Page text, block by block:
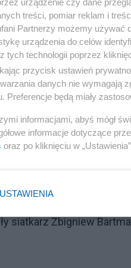
ma odbyć się
Studio Polsatu przy
Reklama
siatkarz Zbigniew
treści, pomiar reklam i
Partnerzy możemy używać
urządzenia do celów
tych technologii poprzez
przycisk ustawień
danych nie wymagają
Preferencje będą miały
informacjami, abyś mógł
informacje dotyczące
oraz po kliknięciu w
USTAWIENIA